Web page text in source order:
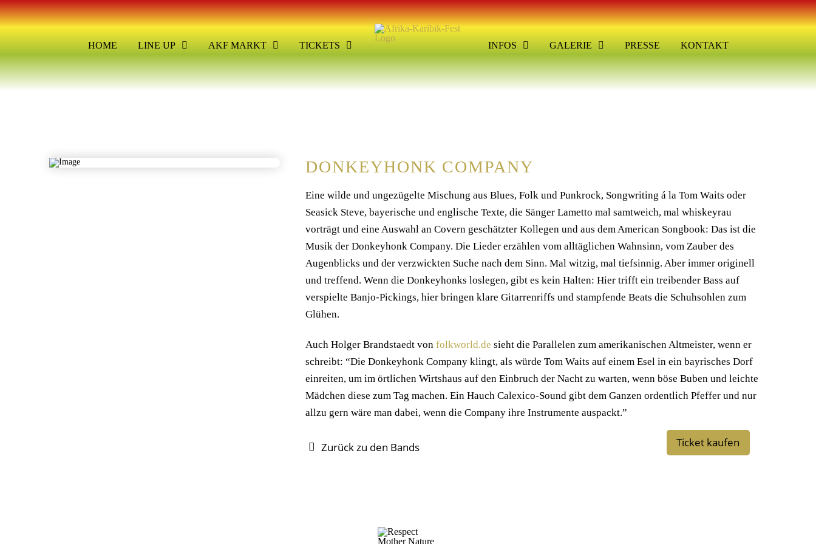
HOME LINE UP AKF MARKT TICKETS INFOS GALERIE PRESSE KONTAKT
DONKEYHONK COMPANY
Eine wilde und ungezügelte Mischung aus Blues, Folk und Punkrock, Songwriting á la Tom Waits oder
Seasick Steve, bayerische und englische Texte, die Sänger Lametto mal samtweich, mal whiskeyrau
vorträgt und eine Auswahl an Covern geschätzter Kollegen und aus dem American Songbook: Das ist die
Musik der Donkeyhonk Company. Die Lieder erzählen vom alltäglichen Wahnsinn, vom Zauber des
Augenblicks und der verzwickten Suche nach dem Sinn. Mal witzig, mal tiefsinnig. Aber immer originell
und treffend. Wenn die Donkeyhonks loslegen, gibt es kein Halten: Hier trifft ein treibender Bass auf
verspielte Banjo-Pickings, hier bringen klare Gitarrenriffs und stampfende Beats die Schuhsohlen zum
Glühen.
Auch Holger Brandstaedt von folkworld.de sieht die Parallelen zum amerikanischen Altmeister, wenn er
schreibt: “Die Donkeyhonk Company klingt, als würde Tom Waits auf einem Esel in ein bayrisches Dorf
einreiten, um im örtlichen Wirtshaus auf den Einbruch der Nacht zu warten, wenn böse Buben und leichte
Mädchen diese zum Tag machen. Ein Hauch Calexico-Sound gibt dem Ganzen ordentlich Pfeffer und nur
allzu gern wäre man dabei, wenn die Company ihre Instrumente auspackt.”
Zurück zu den Bands Ticket kaufen